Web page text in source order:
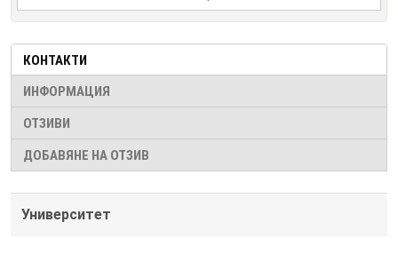
КОНТАКТИ
ИНФОРМАЦИЯ
ОТЗИВИ
ДОБАВЯНЕ НА ОТЗИВ
Университет